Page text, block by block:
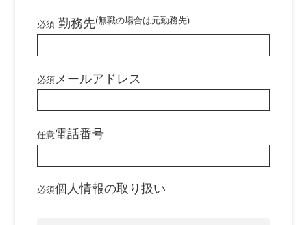
必須 勤務先(無職の場合は元勤務先)
必須 メールアドレス
任意電話番号
必須個人情報の取り扱い